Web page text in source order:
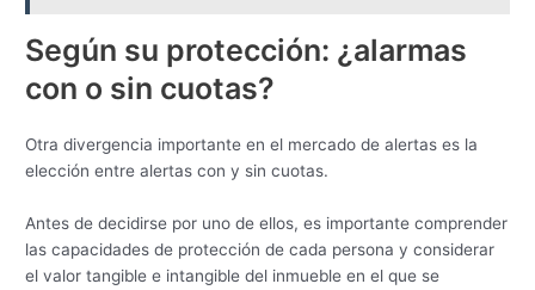
Según su protección: ¿alarmas
con o sin cuotas?
Otra divergencia importante en el mercado de alertas es la
elección entre alertas con y sin cuotas.
Antes de decidirse por uno de ellos, es importante comprender
las capacidades de protección de cada persona y considerar
el valor tangible e intangible del inmueble en el que se